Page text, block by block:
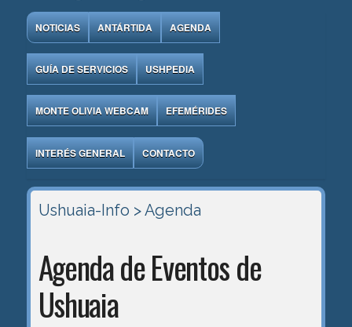
NOTICIAS ANTÁRTIDA AGENDA
GUÍA DE SERVICIOS USHPEDIA
MONTE OLIVIA WEBCAM EFEMÉRIDES
INTERÉS GENERAL CONTACTO
Ushuaia-Info > Agenda
Agenda de Eventos de
Ushuaia